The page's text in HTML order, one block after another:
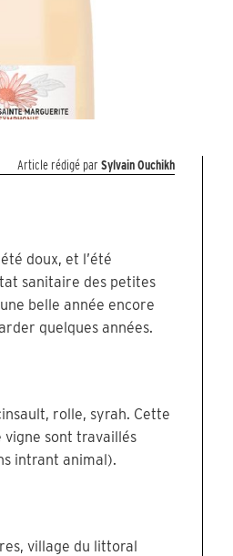
Article rédigé par Sylvain Ouchikh
doux, et l’été
sanitaire des petites
belle année encore
quelques années.
rolle, syrah. Cette
vigne sont travaillés
intrant animal).
village du littoral